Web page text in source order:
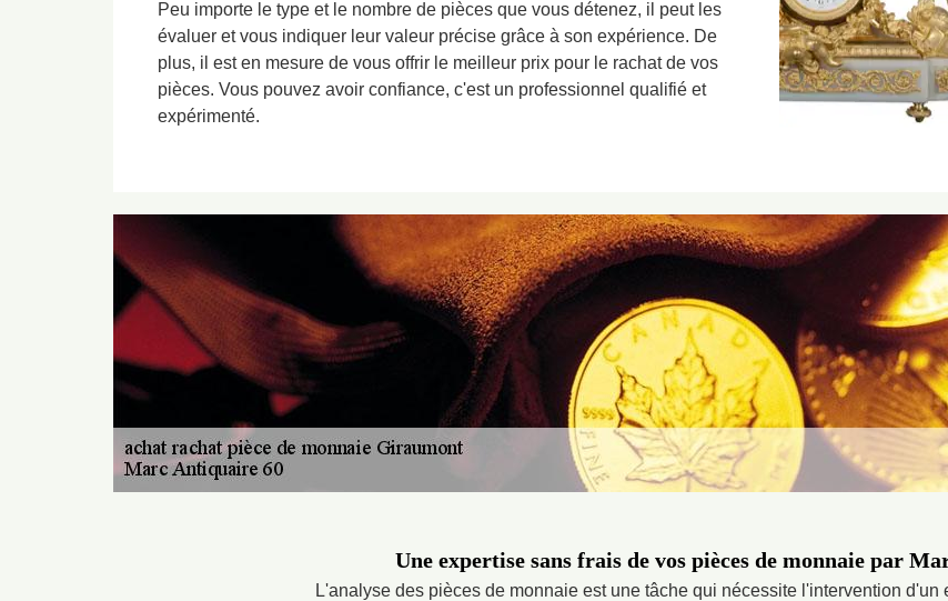
Peu importe le type et le nombre de pièces que vous détenez, il peut les
évaluer et vous indiquer leur valeur précise grâce à son expérience. De
plus, il est en mesure de vous offrir le meilleur prix pour le rachat de vos
pièces. Vous pouvez avoir confiance, c'est un professionnel qualifié et
expérimenté.
Une expertise sans frais de vos pièces de monnaie par
L'analyse des pièces de monnaie est une tâche qui nécessite l'intervention d'un